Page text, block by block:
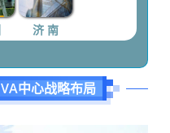
济 南
中心战略布局